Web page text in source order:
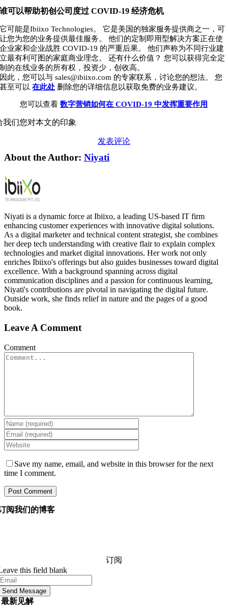
谁可以帮助初创公司度过 COVID-19 经济危机
它可能是Ibiixo Technologies。 它是美国的独家服务提供商之一，可
让您为您的业务提供最佳服务。 他们的定制即用型解决方案正在使
企业家和企业战胜 COVID-19 的严重后果。 他们声称为不同行业建
立最有利可图的家庭商业理念。 还有什么价值？ 您可以获得完全定
制的在线业务的所有权，投资少，创收高。
因此，您可以与 sales@ibiixo.com 的专家联系，讨论您的想法。 您
甚至可以在此处 删除您的详细信息以获取免费的业务建议。
您可以查看数字营销如何在 COVID-19 中发挥重要作用
我们您对本文的印象
发表评论
About the Author: Niyati
Niyati is a dynamic force at Ibiixo, a leading US-based IT firm
enhancing customer experiences with innovative digital solutions.
As a digital marketer and technical content strategist, she combines
her deep tech understanding with creative flair to explain complex
technologies and market digital innovations. Her work not only
enriches Ibiixo's offerings but also guides businesses toward digital
excellence. With a background spanning across digital
communication disciplines and a passion for continuous learning,
Niyati's contributions are pivotal in navigating the digital future.
Outside work, she finds relief in nature and the pages of a good
book.
Leave A Comment
Comment
Save my name, email, and website in this browser for the next
time I comment.
阅我们的博客
订阅
this field blank
Send Message
最新见解